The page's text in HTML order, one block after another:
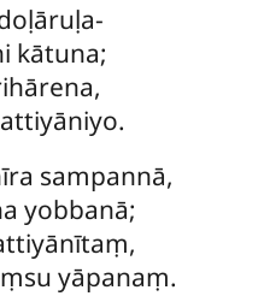
kātuna;
sampannā,
yobbanā;
yāpanaṃ.